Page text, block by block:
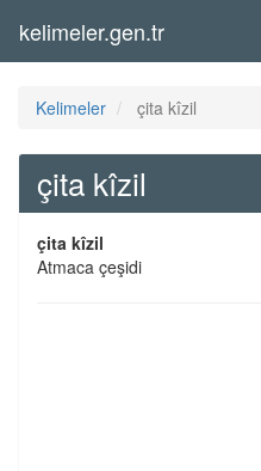
kelimeler.gen.tr
Kelimeler çita kîzil
çita kîzil
çita kîzil
Atmaca çeşidi